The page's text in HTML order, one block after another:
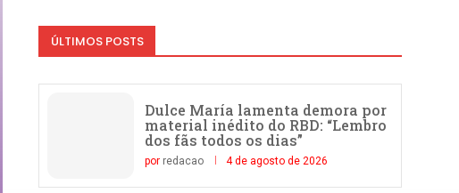
ÚLTIMOS POSTS
Dulce María lamenta demora por
material inédito do RBD: “Lembro
dos fãs todos os dias”
por redacao 4 de agosto de 2026